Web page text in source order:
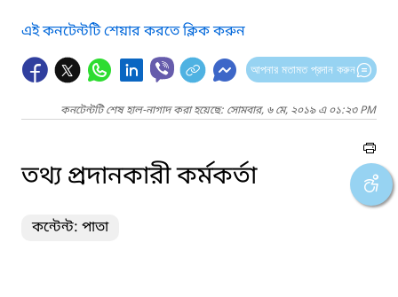
এই কনটেন্টটি শেয়ার করতে ক্লিক করুন
আপনার মতামত প্রদান করুন
কনটেন্টটি শেষ হাল-নাগাদ করা হয়েছে: সোমবার, ৬ মে, ২০১৯ এ ০১:২৩ PM
তথ্য প্রদানকারী কর্মকর্তা
কন্টেন্ট: পাতা